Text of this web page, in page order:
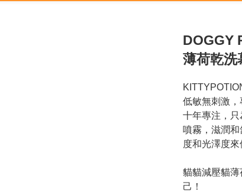
DOGGY
薄荷乾洗
低敏無刺激
十年專注，
噴霧，滋潤
度和光澤度來
貓貓減壓貓
己！